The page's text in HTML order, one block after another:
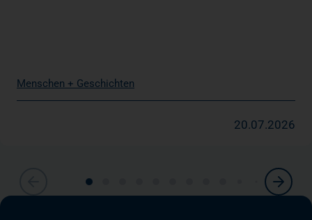
Menschen + Geschichten
20.07.2026